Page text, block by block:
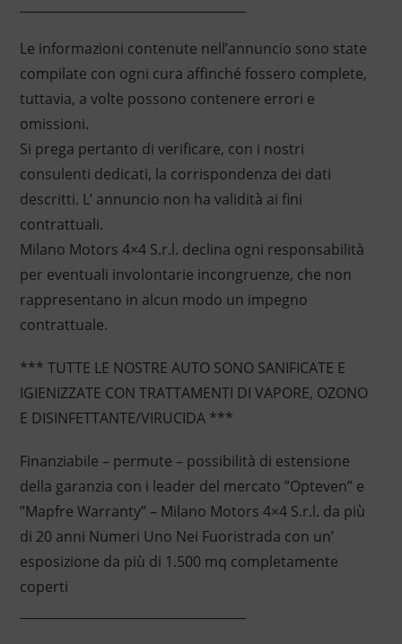
Le informazioni contenute nell’annuncio sono state
compilate con ogni cura affinché fossero complete,
tuttavia, a volte possono contenere errori e
omissioni.
Si prega pertanto di verificare, con i nostri
consulenti dedicati, la corrispondenza dei dati
descritti. L’ annuncio non ha validità ai fini
contrattuali.
Milano Motors 4×4 S.r.l. declina ogni responsabilità
per eventuali involontarie incongruenze, che non
rappresentano in alcun modo un impegno
contrattuale.
*** TUTTE LE NOSTRE AUTO SONO SANIFICATE E
IGIENIZZATE CON TRATTAMENTI DI VAPORE, OZONO
E DISINFETTANTE/VIRUCIDA ***
Finanziabile – permute – possibilità di estensione
della garanzia con i leader del mercato ”Opteven” e
”Mapfre Warranty” – Milano Motors 4×4 S.r.l. da più
di 20 anni Numeri Uno Nei Fuoristrada con un’
esposizione da più di 1.500 mq completamente
coperti